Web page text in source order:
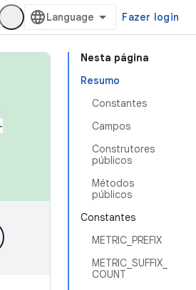
Fazer login
Nesta página
Resumo
Constantes
Campos
Construtores
públicos
Métodos
públicos
Constantes
METRIC_PREFIX
METRIC_SUFFIX_
COUNT